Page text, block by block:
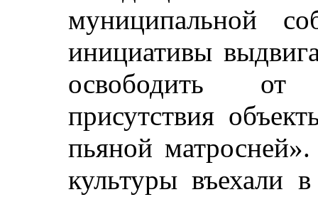
муниципальной
инициативы
освободить от
присутствия
пьяной
культуры въехали